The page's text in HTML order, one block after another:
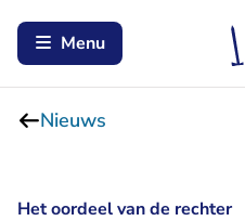
Menu
Nieuws
Het oordeel van de rechter